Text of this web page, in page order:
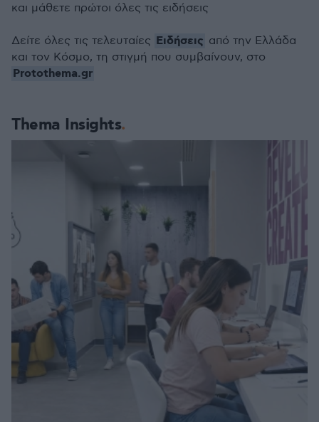
Thema Insights
και μάθετε πρώτοι όλες τις ειδήσεις
Δείτε όλες τις τελευταίες Ειδήσεις από την Ελλάδα
και τον Κόσμο, τη στιγμή που συμβαίνουν, στο
Protothema.gr